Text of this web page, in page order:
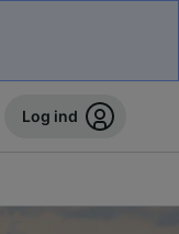
Log ind